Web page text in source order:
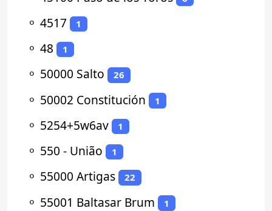
⚬ 4517 1
⚬ 48 1
⚬ 50000 Salto 26
⚬ 50002 Constitución 1
⚬ 5254+5w6av 1
⚬ 550 - União 1
⚬ 55000 Artigas 22
⚬ 55001 Baltasar Brum 1